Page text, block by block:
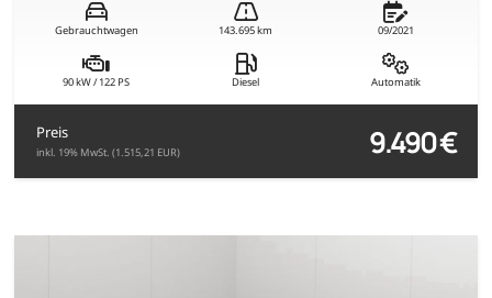
Gebrauchtwagen 143.695 km 09/2021
90 kW / 122 PS Diesel Automatik
Preis
inkl. 19% MwSt. (1.515,21 EUR) 9.490 €